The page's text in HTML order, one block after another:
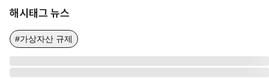
해시태그 뉴스
#가상자산 규제